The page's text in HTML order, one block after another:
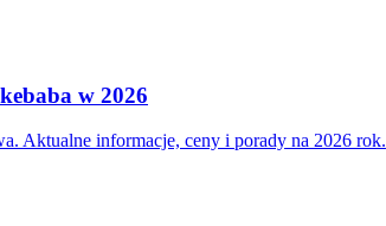
w 2026
Aktualne informacje, ceny i porady na 2026 rok.